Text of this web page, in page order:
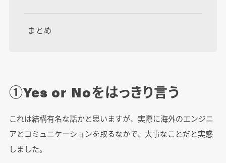
まとめ
①Yes or Noをはっきり言う
これは結構有名な話かと思いますが、実際に海外のエンジニ
アとコミュニケーションを取るなかで、大事なことだと実感
しました。